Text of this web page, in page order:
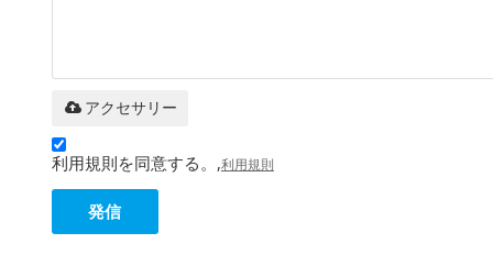
アクセサリー
利用規則を同意する。,利用規則
発信